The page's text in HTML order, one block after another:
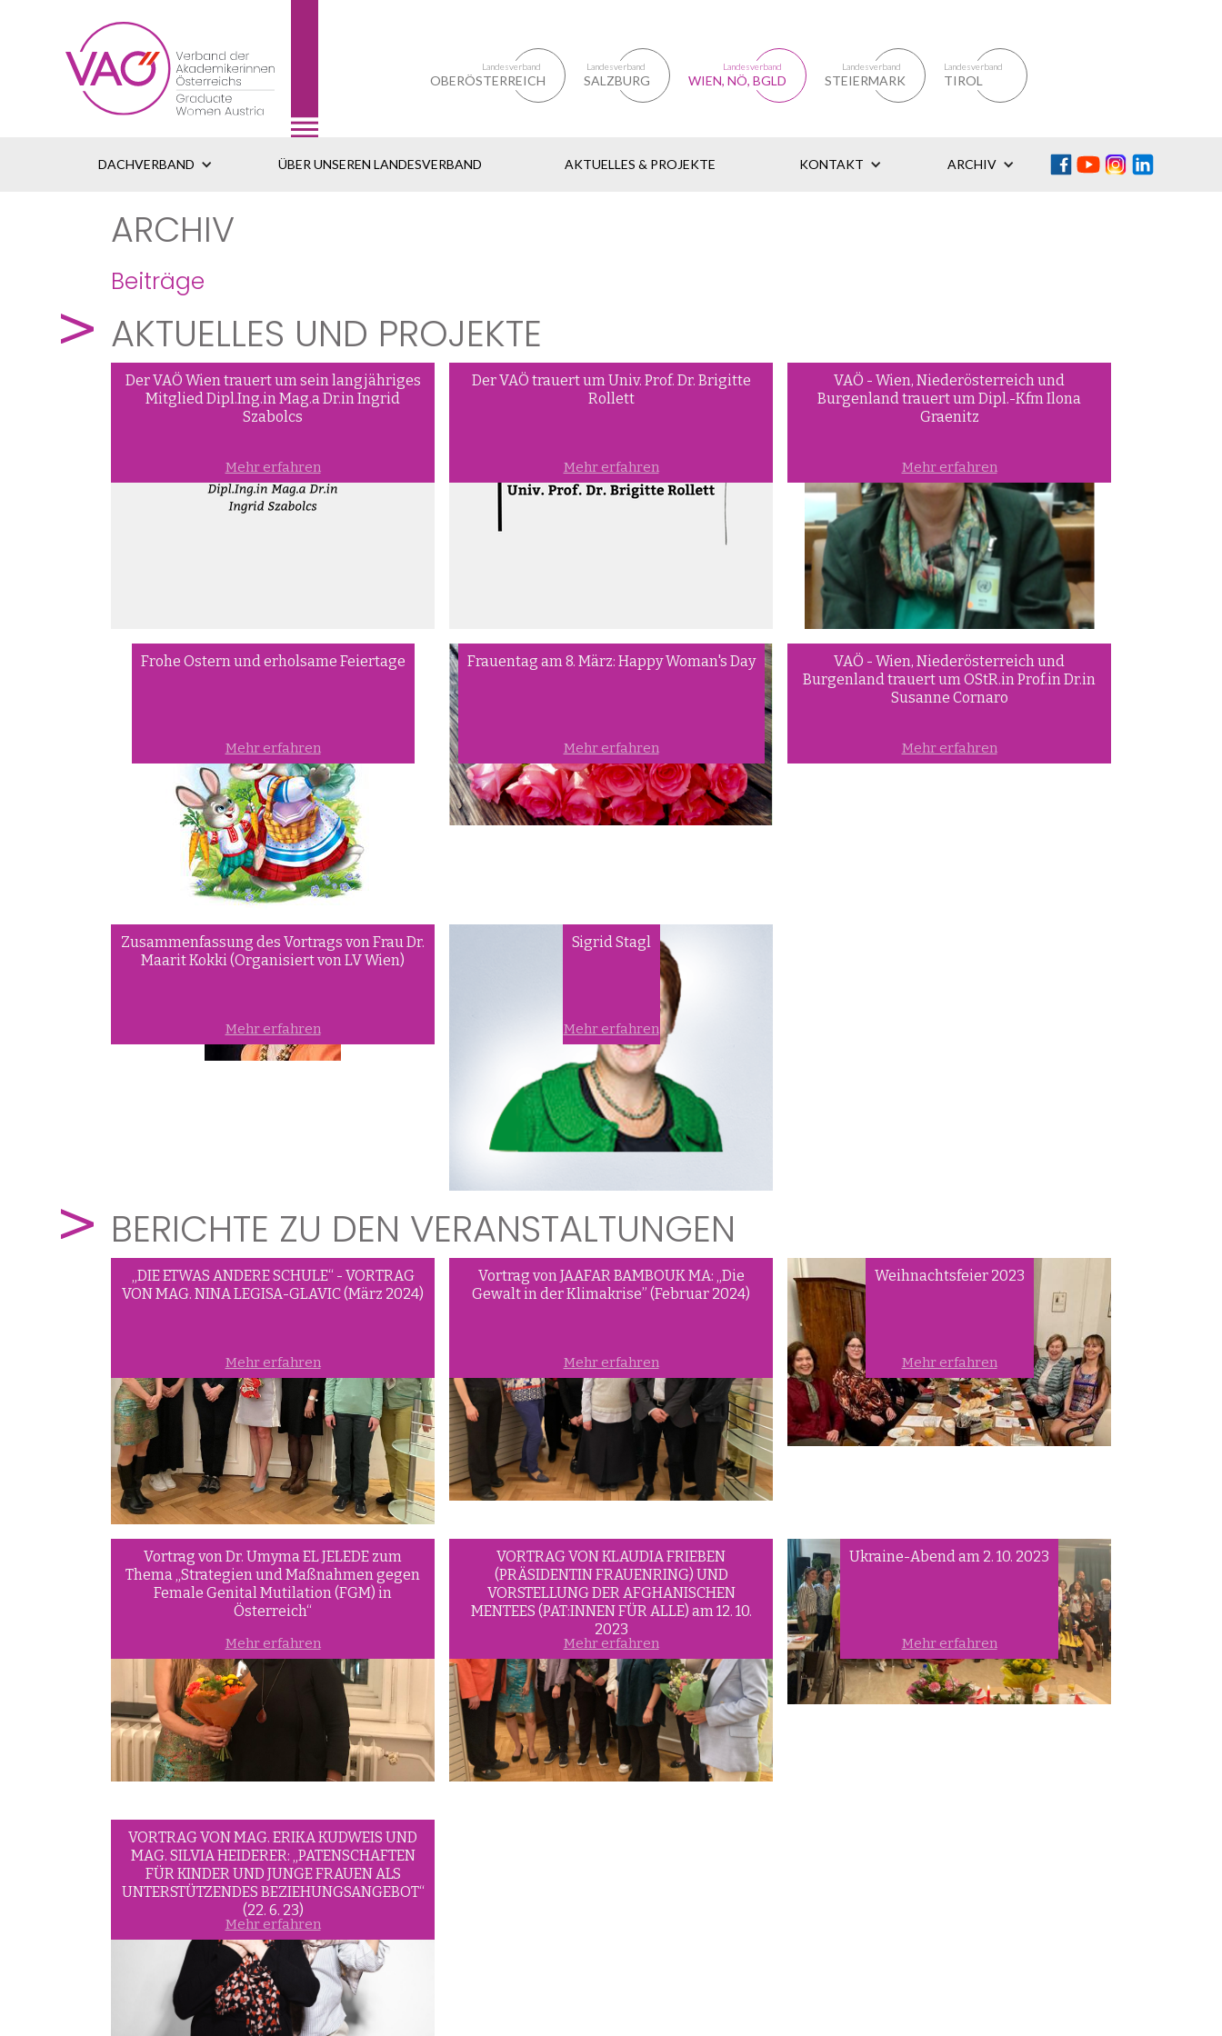
Landesverband
OBERÖSTERREICH
Landesverband
SALZBURG
Landesverband
WIEN, NÖ, BGLD
Landesverband
STEIERMARK
Landesverband
TIROL
DACHVERBAND ÜBER UNSEREN LANDESVERBAND AKTUELLES & PROJEKTE KONTAKT ARCHIV
ARCHIV
Beiträge
AKTUELLES UND PROJEKTE
Der VAÖ Wien trauert um sein langjähriges
Mitglied Dipl.Ing.in Mag.a Dr.in Ingrid
Szabolcs
Mehr erfahren
Der VAÖ trauert um Univ. Prof. Dr. Brigitte
Rollett
Mehr erfahren
VAÖ - Wien, Niederösterreich und
Burgenland trauert um Dipl.-Kfm Ilona
Graenitz
Mehr erfahren
Frohe Ostern und erholsame Feiertage
Mehr erfahren
Frauentag am 8. März: Happy Woman's Day
Mehr erfahren
VAÖ - Wien, Niederösterreich und
Burgenland trauert um OStR.in Prof.in Dr.in
Susanne Cornaro
Mehr erfahren
Zusammenfassung des Vortrags von Frau Dr.
Maarit Kokki (Organisiert von LV Wien)
Mehr erfahren
Sigrid Stagl
Mehr erfahren
BERICHTE ZU DEN VERANSTALTUNGEN
„DIE ETWAS ANDERE SCHULE“ - VORTRAG
VON MAG. NINA LEGISA-GLAVIC (März 2024)
Mehr erfahren
Vortrag von JAAFAR BAMBOUK MA: „Die
Gewalt in der Klimakrise” (Februar 2024)
Mehr erfahren
Weihnachtsfeier 2023
Mehr erfahren
Vortrag von Dr. Umyma EL JELEDE zum
Thema „Strategien und Maßnahmen gegen
Female Genital Mutilation (FGM) in
Österreich“
Mehr erfahren
VORTRAG VON KLAUDIA FRIEBEN
(PRÄSIDENTIN FRAUENRING) UND
VORSTELLUNG DER AFGHANISCHEN
MENTEES (PAT:INNEN FÜR ALLE) am 12. 10.
2023
Mehr erfahren
Ukraine-Abend am 2. 10. 2023
Mehr erfahren
VORTRAG VON MAG. ERIKA KUDWEIS UND
MAG. SILVIA HEIDERER: „PATENSCHAFTEN
FÜR KINDER UND JUNGE FRAUEN ALS
UNTERSTÜTZENDES BEZIEHUNGSANGEBOT“
(22. 6. 23)
Mehr erfahren